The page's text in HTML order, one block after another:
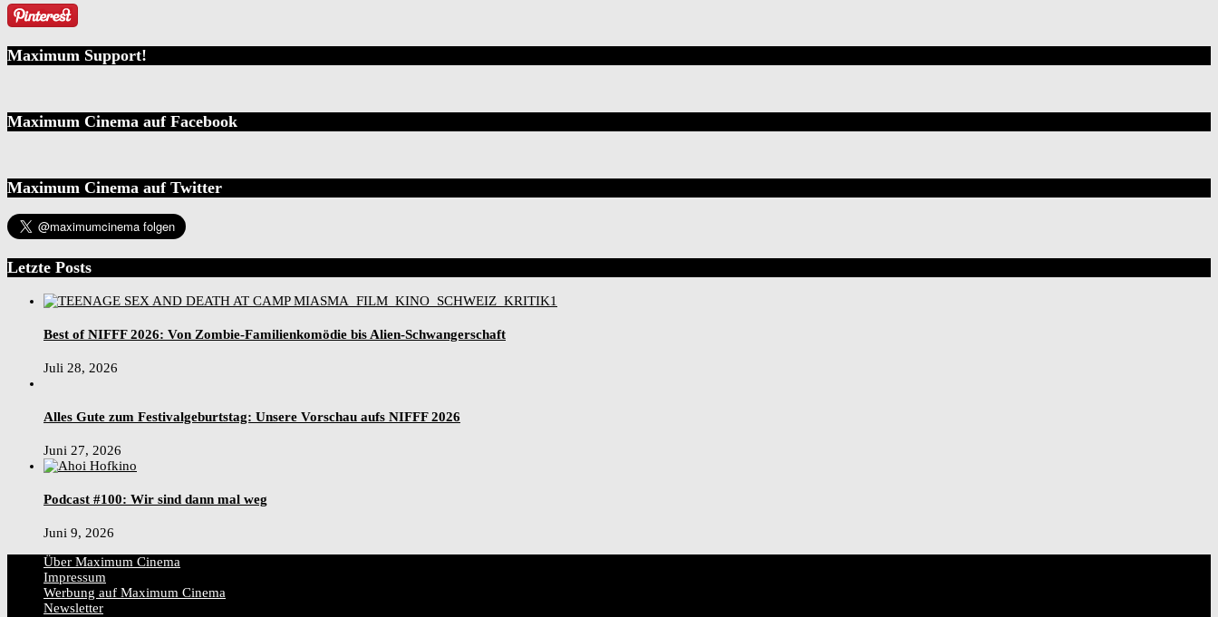
Maximum Support!
Maximum Cinema auf Facebook
Maximum Cinema auf Twitter
Letzte Posts
Best of NIFFF 2026: Von Zombie-Familienkomödie bis Alien-Schwangerschaft
Juli 28, 2026
Alles Gute zum Festivalgeburtstag: Unsere Vorschau aufs NIFFF 2026
Juni 27, 2026
Podcast #100: Wir sind dann mal weg
Juni 9, 2026
Über Maximum Cinema
Impressum
Werbung auf Maximum Cinema
Newsletter